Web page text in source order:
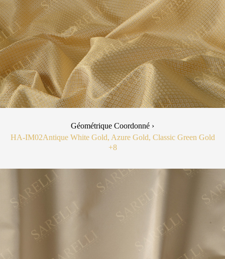
Géométrique Coordonné ›
HA-IM02Antique White Gold, Azure Gold, Classic Green Gold
+8